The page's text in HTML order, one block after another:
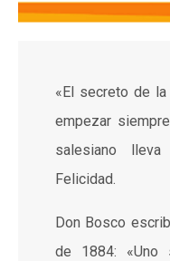
«El secreto de
empezar
salesiano
Felicidad.
Don Bosco
de 1884: